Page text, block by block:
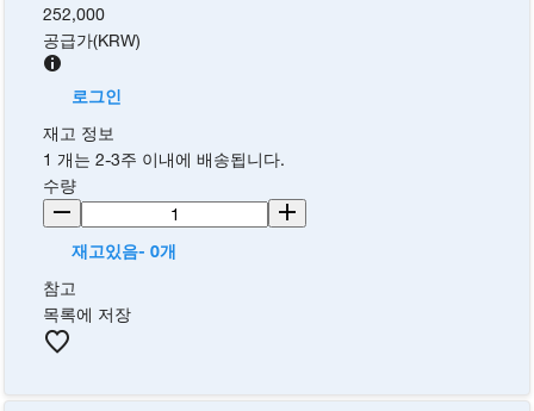
252,000
공급가(KRW)
로그인
재고 정보
1 개는 2-3주 이내에 배송됩니다.
수량
재고있음- 0개
참고
목록에 저장